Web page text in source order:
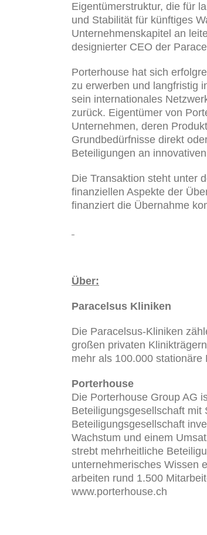
Eigentümerstruktur, die für
und Stabilität für künftiges
Unternehmenskapitel an
designierter CEO der
Porterhouse hat sich
zu erwerben und langfristig
sein internationales
zurück. Eigentümer von
Unternehmen, deren
Grundbedürfnisse direkt
Beteiligungen an
Die Transaktion steht unter
finanziellen Aspekte der
finanziert die Übernahme
Über:
Paracelsus Kliniken
Die Paracelsus-Kliniken
großen privaten
mehr als 100.000
Porterhouse
Die Porterhouse Group AG
Beteiligungsgesellschaft
Beteiligungsgesellschaft
Wachstum und einem
strebt mehrheitliche
unternehmerisches Wissen
arbeiten rund 1.500
www.porterhouse.ch